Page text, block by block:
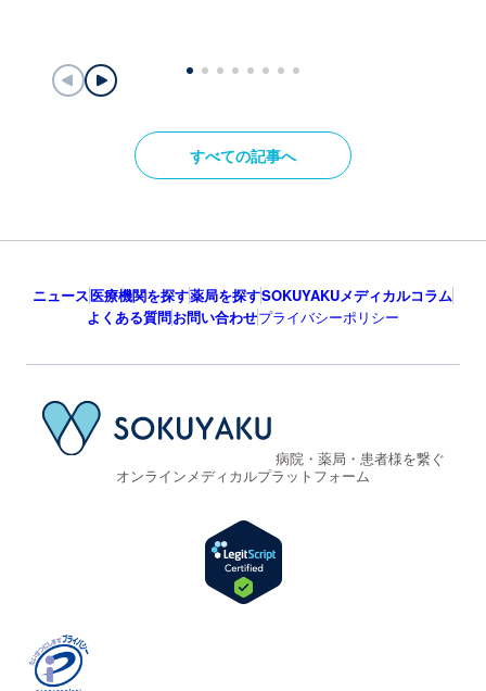
すべての記事へ
ニュース医療機関を探す薬局を探すSOKUYAKUメディカルコラム
よくある質問お問い合わせプライバシーポリシー
病院・薬局・患者様を繋ぐ
オンラインメディカルプラットフォーム